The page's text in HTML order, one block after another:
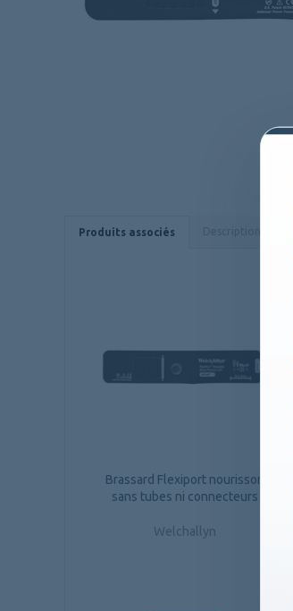
Produits associés
Brassard Flexiport nourisson
sans tubes ni connecteurs
Welchallyn